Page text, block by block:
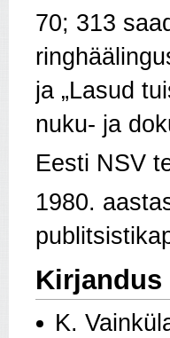
70; 313
ja „Lasud
nuku- ja
Eesti NSV
1980.
Kirjandus
K.